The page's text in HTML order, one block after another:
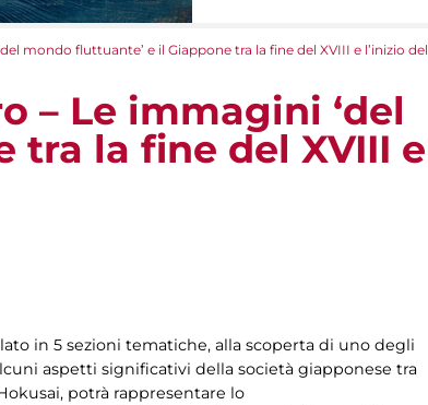
mondo fluttuante’ e il Giappone tra la fine del XVIII e l’inizio del
– Le immagini ‘del
tra la fine del XVIII e
in 5 sezioni tematiche, alla scoperta di uno degli
aspetti significativi della società giapponese tra
potrà rappresentare lo